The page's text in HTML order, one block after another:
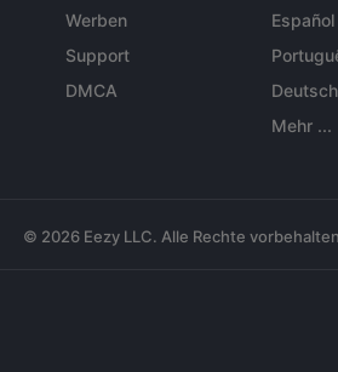
Werben
Support
DMCA
Español
Deutsch
Mehr ...
© 2026 Eezy LLC. Alle Rechte vorbehalten